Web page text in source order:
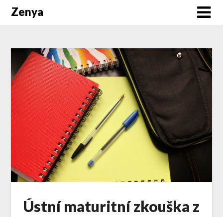
Zenya
Ústní maturitní zkouška z